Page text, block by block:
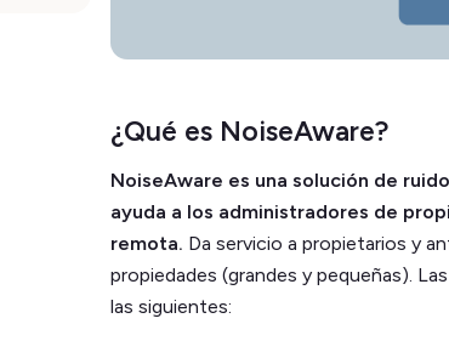
¿Qué es NoiseAware?
NoiseAware es una solución de
ayuda a los administradores de
remota. Da servicio a propietarios y
propiedades (grandes y pequeñas).
las siguientes: